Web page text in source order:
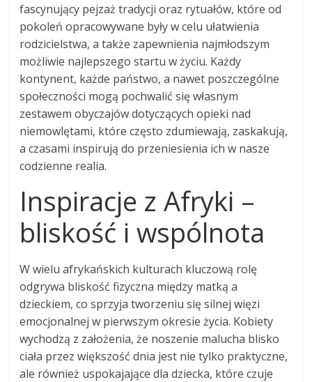
fascynujący pejzaż tradycji oraz rytuałów, które od
pokoleń opracowywane były w celu ułatwienia
rodzicielstwa, a także zapewnienia najmłodszym
możliwie najlepszego startu w życiu. Każdy
kontynent, każde państwo, a nawet poszczególne
społeczności mogą pochwalić się własnym
zestawem obyczajów dotyczących opieki nad
niemowlętami, które często zdumiewają, zaskakują,
a czasami inspirują do przeniesienia ich w nasze
codzienne realia.
Inspiracje z Afryki –
bliskość i wspólnota
W wielu afrykańskich kulturach kluczową rolę
odgrywa bliskość fizyczna między matką a
dzieckiem, co sprzyja tworzeniu się silnej więzi
emocjonalnej w pierwszym okresie życia. Kobiety
wychodzą z założenia, że noszenie malucha blisko
ciała przez większość dnia jest nie tylko praktyczne,
ale również uspokajające dla dziecka, które czuje